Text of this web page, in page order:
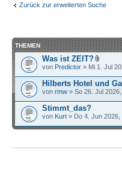
Zurück zur erweiterten Suche
THEMEN
Was ist ZEIT?
von Predictor » Mi 1. Jul
Hilberts Hotel und
von rmw » So 26. Jul
Stimmt_das?
von Kurt » Do 4. Jun 2026,